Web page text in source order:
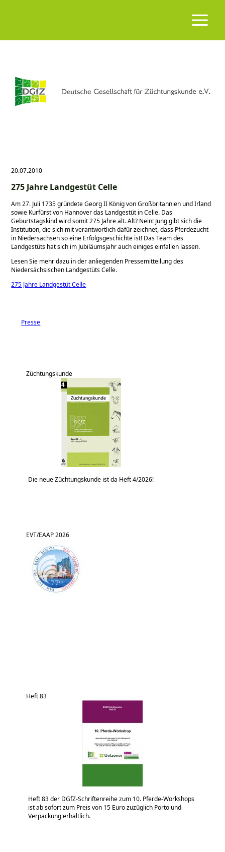
20.07.2010
275 Jahre Landgestüt Celle
Am 27. Juli 1735 gründete Georg II König von Großbritannien und Irland
sowie Kurfürst von Hannover das Landgestüt in Celle. Das
Geburtstagskind wird somit 275 Jahre alt. Alt? Nein! Jung gibt sich die
Institution, die sich mit verantwortlich dafür zeichnet, dass Pferdezucht
in Niedersachsen so eine Erfolgsgeschichte ist! Das Team des
Landgestüts hat sich im Jubiläumsjahr auch einiges einfallen lassen.
Lesen Sie mehr dazu in der anliegenden Pressemitteilung des
Niedersächsischen Landgestüts Celle.
275 Jahre Landgestüt Celle
Presse
Züchtungskunde
Die neue Züchtungskunde ist da Heft 4/2026!
EVT/EAAP 2026
Heft 83
Heft 83 der DGfZ-Schriftenreihe zum 10. Pferde-Workshops
ist ab sofort zum Preis von 15 Euro zuzüglich Porto und
Verpackung erhältlich.